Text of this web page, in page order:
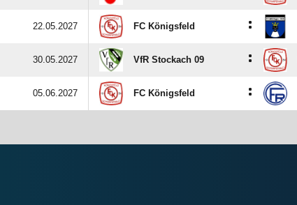
22.05.2027 FC Königsfeld :
30.05.2027 VfR Stockach 09 :
05.06.2027 FC Königsfeld :